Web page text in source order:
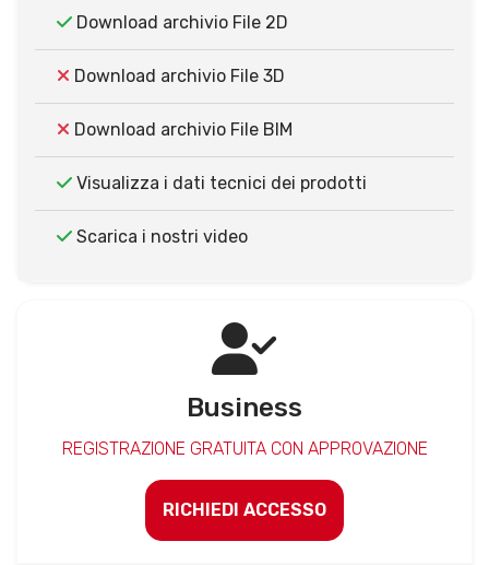
Download archivio File 2D
Download archivio File 3D
Download archivio File BIM
Visualizza i dati tecnici dei prodotti
Scarica i nostri video
Business
REGISTRAZIONE GRATUITA CON APPROVAZIONE
RICHIEDI ACCESSO